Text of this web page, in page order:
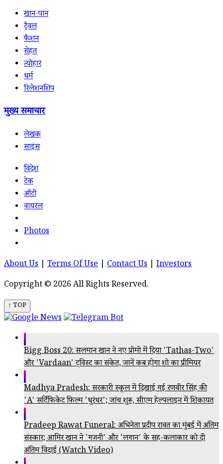
खान-पान
ट्रैवल
फैशन
सेहत
त्योहार
धर्म
रिलेशनशिप
मुख्य समाचार
लेखक
साइंस
विदेश
टेक
ऑटो
वायरल
Photos
About Us Terms Of Use Contact Us
Investors
Copyright © 2026 All Rights Reserved.
↑ TOP
Bigg Boss 20: सलमान खान ने नए प्रोमो में दिया 'Tathas-Two'
और 'Vardaan' ट्विस्ट का संकेत, जानें कब होगा शो का प्रीमियर
Madhya Pradesh: सरकारी स्कूल में दिखाई गई रणवीर सिंह की
'A' सर्टिफिकेट फिल्म 'धुरंधर'; जांच शुरू, सीएम हेल्पलाइन में शिकायत
Pradeep Rawat Funeral: अभिनेता प्रदीप रावत का मुंबई में अंतिम
संस्कार; आमिर खान ने 'गजनी' और 'लगान' के सह-कलाकार को दी
अंतिम विदाई (Watch Video)